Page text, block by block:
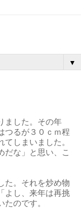
▼
ました。その年
つるが３０ｃｍ程
しまいました。
だな」と思い、こ
た。それを炒め物
よし、来年は再挑
のです。